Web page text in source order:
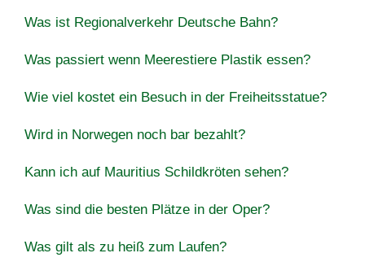
Was ist Regionalverkehr Deutsche Bahn?
Was passiert wenn Meerestiere Plastik essen?
Wie viel kostet ein Besuch in der Freiheitsstatue?
Wird in Norwegen noch bar bezahlt?
Kann ich auf Mauritius Schildkröten sehen?
Was sind die besten Plätze in der Oper?
Was gilt als zu heiß zum Laufen?